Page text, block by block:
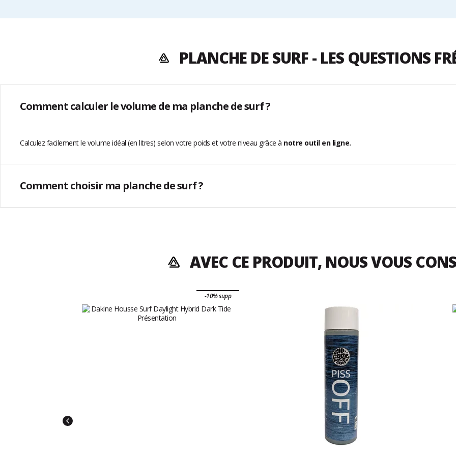
PLANCHE DE SURF - LES QUESTIONS
Comment calculer le volume de ma planche de surf ?
Calculez facilement le volume idéal (en litres) selon votre poids et votre niveau grâce à notre outil en ligne.
Comment choisir ma planche de surf ?
AVEC CE PRODUIT, NOUS VOUS
-10% supp